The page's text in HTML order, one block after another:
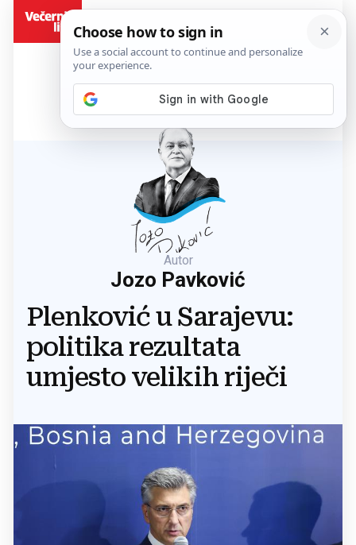
Autor
Jozo Pavković
Plenković u Sarajevu:
politika rezultata
umjesto velikih riječi